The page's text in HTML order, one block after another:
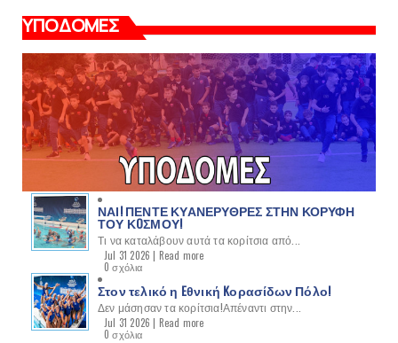
ΥΠΟΔΟΜΕΣ
ΝΑΙ! ΠΕΝΤΕ ΚΥΑΝΕΡΥΘΡΕΣ ΣΤΗΝ ΚΟΡΥΦΗ
ΤΟΥ ΚOΣΜΟΥ!
Τι να καταλάβουν αυτά τα κορίτσια από...
Jul 31 2026 | Read more
0 σχόλια
Στον τελικό η Eθνική Kορασίδων Πόλο!
Δεν μάσησαν τα κορίτσια!Απέναντι στην...
Jul 31 2026 | Read more
0 σχόλια